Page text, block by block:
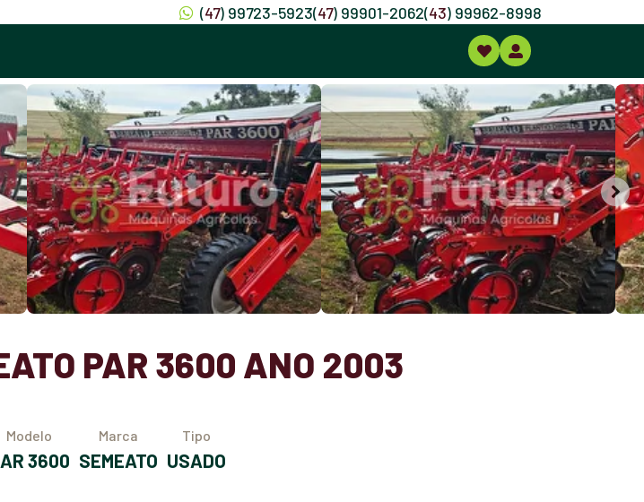
(47) 99723-5923(47) 99901-2062(43) 99962-8998
PAR 3600 ANO 2003
Modelo
PAR 3600
Marca
SEMEATO
Tipo
USADO